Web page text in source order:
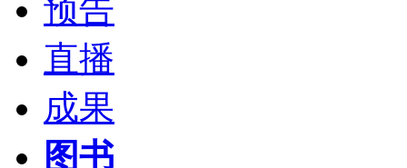
预告
直播
成果
图书